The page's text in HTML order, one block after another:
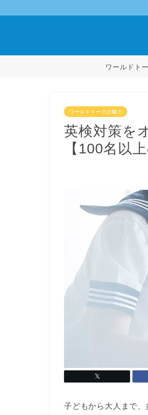
ワールドト
ワールドトークの魅力
英検対策を
【100名以
子どもから大人まで、